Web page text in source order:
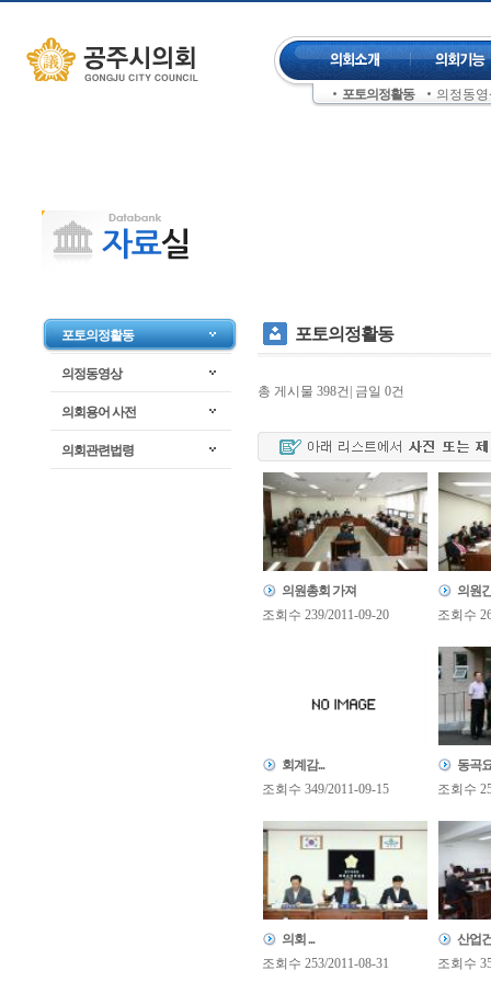
주메뉴 건너뛰기
포토의정활동 의정동
좌측메뉴 건너뛰기
포토의정활동
의정동영상
의회용어 사전
의회관련법령
포토의정활동
총 게시물 398건| 금일 0건
의원총회 가져
조회수 239/2011-09-20
의원
조회수
회계감...
조회수 349/2011-09-15
동곡
조회수
의회 ...
조회수 253/2011-08-31
산업
조회수